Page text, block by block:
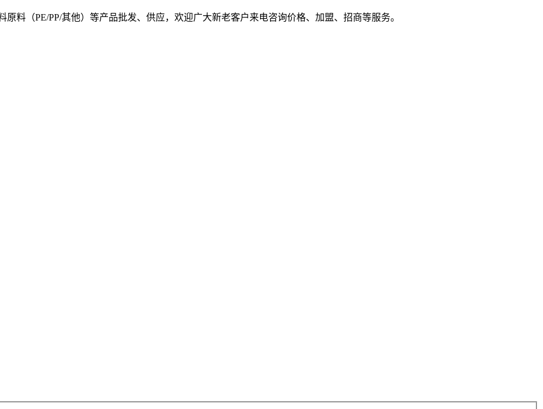
原料（PE/PP/其他）等产品批发、供应，欢迎广大新老客户来电咨询价格、加盟、招商等服务。